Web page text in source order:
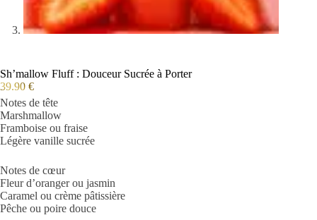
Sh’mallow Fluff : Douceur Sucrée à Porter
39.90 €
Notes de tête
Marshmallow
Framboise ou fraise
Légère vanille sucrée
Notes de cœur
Fleur d’oranger ou jasmin
Caramel ou crème pâtissière
Pêche ou poire douce